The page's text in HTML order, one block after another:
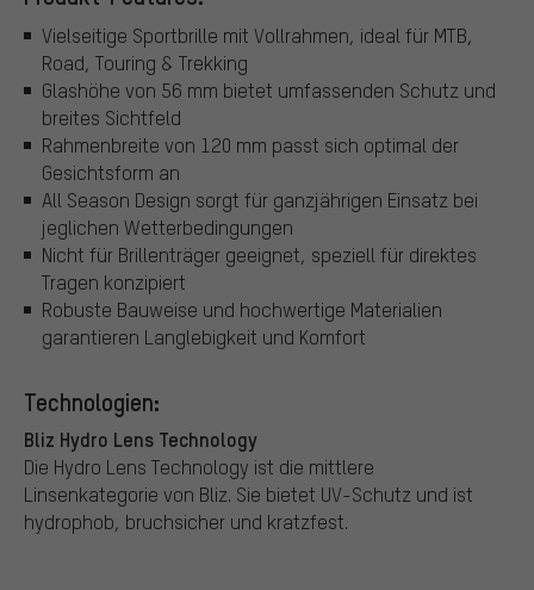
Vielseitige Sportbrille mit Vollrahmen, ideal für MTB,
Road, Touring & Trekking
Glashöhe von 56 mm bietet umfassenden Schutz und
breites Sichtfeld
Rahmenbreite von 120 mm passt sich optimal der
Gesichtsform an
All Season Design sorgt für ganzjährigen Einsatz bei
jeglichen Wetterbedingungen
Nicht für Brillenträger geeignet, speziell für direktes
Tragen konzipiert
Robuste Bauweise und hochwertige Materialien
garantieren Langlebigkeit und Komfort
Technologien:
Bliz Hydro Lens Technology
Die Hydro Lens Technology ist die mittlere
Linsenkategorie von Bliz. Sie bietet UV-Schutz und ist
hydrophob, bruchsicher und kratzfest.